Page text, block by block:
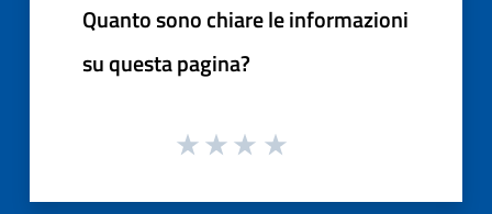
Quanto sono chiare le informazioni
su questa pagina?